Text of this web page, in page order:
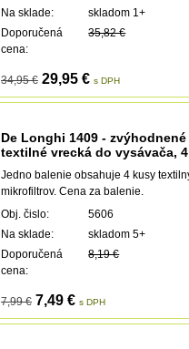
Na sklade:
skladom 1+
Doporučená
cena:
35,82 €
34,95 € 29,95 € s DPH
De Longhi 1409 -
textilné vrecká do vysávača,
Jedno balenie obsahuje 4 kusy
mikrofiltrov. Cena za balenie.
Obj. čislo:
5606
Na sklade:
skladom 5+
Doporučená
cena:
8,19 €
7,99 € 7,49 € s DPH